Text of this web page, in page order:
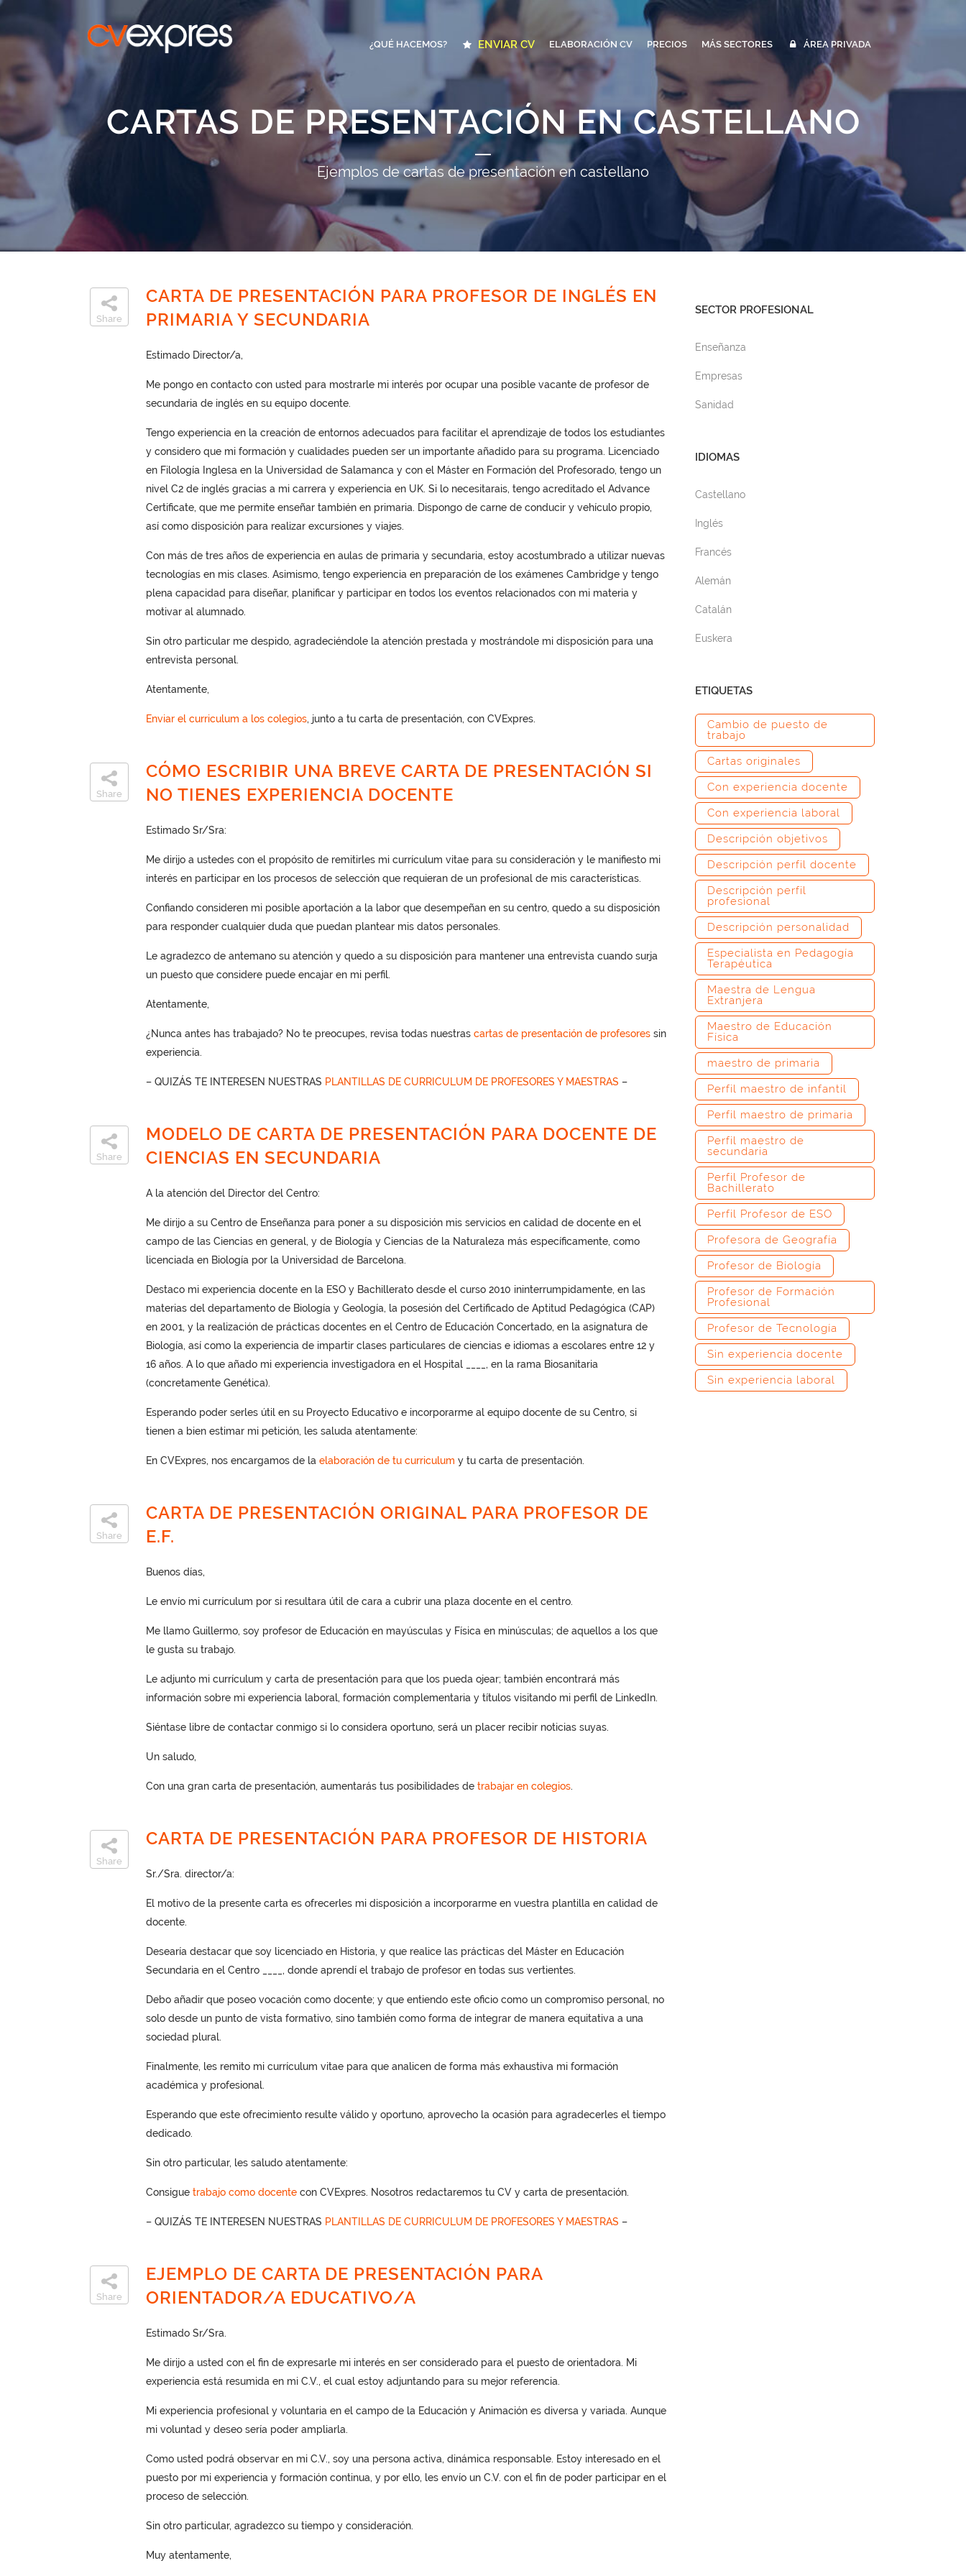
¿QUÉ HACEMOS? ENVIAR CV ELABORACIÓN CV PRECIOS MÁS SECTORES ÁREA PRIVADA
CARTAS DE PRESENTACIÓN EN CASTELLANO
Ejemplos de cartas de presentación en castellano
Share
CARTA DE PRESENTACIÓN PARA PROFESOR DE INGLÉS EN
PRIMARIA Y SECUNDARIA
Estimado Director/a,
Me pongo en contacto con usted para mostrarle mi interés por ocupar una posible vacante de profesor de
secundaria de inglés en su equipo docente.
Tengo experiencia en la creación de entornos adecuados para facilitar el aprendizaje de todos los estudiantes
y considero que mi formación y cualidades pueden ser un importante añadido para su programa. Licenciado
en Filología Inglesa en la Universidad de Salamanca y con el Máster en Formación del Profesorado, tengo un
nivel C2 de inglés gracias a mi carrera y experiencia en UK. Si lo necesitarais, tengo acreditado el Advance
Certificate, que me permite enseñar también en primaria. Dispongo de carne de conducir y vehículo propio,
así como disposición para realizar excursiones y viajes.
Con más de tres años de experiencia en aulas de primaria y secundaria, estoy acostumbrado a utilizar nuevas
tecnologías en mis clases. Asimismo, tengo experiencia en preparación de los exámenes Cambridge y tengo
plena capacidad para diseñar, planificar y participar en todos los eventos relacionados con mi materia y
motivar al alumnado.
Sin otro particular me despido, agradeciéndole la atención prestada y mostrándole mi disposición para una
entrevista personal.
Atentamente,
Enviar el curriculum a los colegios, junto a tu carta de presentación, con CVExpres.
Share
CÓMO ESCRIBIR UNA BREVE CARTA DE PRESENTACIÓN SI
NO TIENES EXPERIENCIA DOCENTE
Estimado Sr/Sra:
Me dirijo a ustedes con el propósito de remitirles mi currículum vitae para su consideración y le manifiesto mi
interés en participar en los procesos de selección que requieran de un profesional de mis características.
Confiando consideren mi posible aportación a la labor que desempeñan en su centro, quedo a su disposición
para responder cualquier duda que puedan plantear mis datos personales.
Le agradezco de antemano su atención y quedo a su disposición para mantener una entrevista cuando surja
un puesto que considere puede encajar en mi perfil.
Atentamente,
¿Nunca antes has trabajado? No te preocupes, revisa todas nuestras cartas de presentación de profesoressin
experiencia.
– QUIZÁS TE INTERESEN NUESTRAS PLANTILLAS DE CURRICULUM DE PROFESORES Y MAESTRAS –
Share
MODELO DE CARTA DE PRESENTACIÓN PARA DOCENTE DE
CIENCIAS EN SECUNDARIA
A la atención del Director del Centro:
Me dirijo a su Centro de Enseñanza para poner a su disposición mis servicios en calidad de docente en el
campo de las Ciencias en general, y de Biología y Ciencias de la Naturaleza más específicamente, como
licenciada en Biología por la Universidad de Barcelona.
Destaco mi experiencia docente en la ESO y Bachillerato desde el curso 2010 ininterrumpidamente, en las
materias del departamento de Biología y Geología, la posesión del Certificado de Aptitud Pedagógica (CAP)
en 2001, y la realización de prácticas docentes en el Centro de Educación Concertado, en la asignatura de
Biología, así como la experiencia de impartir clases particulares de ciencias e idiomas a escolares entre 12 y
16 años. A lo que añado mi experiencia investigadora en el Hospital ____, en la rama Biosanitaria
(concretamente Genética).
Esperando poder serles útil en su Proyecto Educativo e incorporarme al equipo docente de su Centro, si
tienen a bien estimar mi petición, les saluda atentamente:
En CVExpres, nos encargamos de la elaboración de tu curriculum y tu carta de presentación.
Share
CARTA DE PRESENTACIÓN ORIGINAL PARA PROFESOR DE
E.F.
Buenos días,
Le envío mi currículum por si resultara útil de cara a cubrir una plaza docente en el centro.
Me llamo Guillermo, soy profesor de Educación en mayúsculas y Física en minúsculas; de aquellos a los que
le gusta su trabajo.
Le adjunto mi currículum y carta de presentación para que los pueda ojear; también encontrará más
información sobre mi experiencia laboral, formación complementaria y títulos visitando mi perfil de LinkedIn.
Siéntase libre de contactar conmigo si lo considera oportuno, será un placer recibir noticias suyas.
Un saludo,
Con una gran carta de presentación, aumentarás tus posibilidades de trabajar en colegios.
Share
CARTA DE PRESENTACIÓN PARA PROFESOR DE HISTORIA
Sr./Sra. director/a:
El motivo de la presente carta es ofrecerles mi disposición a incorporarme en vuestra plantilla en calidad de
docente.
Desearía destacar que soy licenciado en Historia, y que realice las prácticas del Máster en Educación
Secundaria en el Centro ____, donde aprendí el trabajo de profesor en todas sus vertientes.
Debo añadir que poseo vocación como docente; y que entiendo este oficio como un compromiso personal, no
solo desde un punto de vista formativo, sino también como forma de integrar de manera equitativa a una
sociedad plural.
Finalmente, les remito mi currículum vitae para que analicen de forma más exhaustiva mi formación
académica y profesional.
Esperando que este ofrecimiento resulte válido y oportuno, aprovecho la ocasión para agradecerles el tiempo
dedicado.
Sin otro particular, les saludo atentamente:
Consigue trabajo como docentecon CVExpres. Nosotros redactaremos tu CV y carta de presentación.
– QUIZÁS TE INTERESEN NUESTRAS PLANTILLAS DE CURRICULUM DE PROFESORES Y MAESTRAS –
Share
EJEMPLO DE CARTA DE PRESENTACIÓN PARA
ORIENTADOR/A EDUCATIVO/A
Estimado Sr/Sra.
Me dirijo a usted con el fin de expresarle mi interés en ser considerado para el puesto de orientadora. Mi
experiencia está resumida en mi C.V., el cual estoy adjuntando para su mejor referencia.
Mi experiencia profesional y voluntaria en el campo de la Educación y Animación es diversa y variada. Aunque
mi voluntad y deseo sería poder ampliarla.
Como usted podrá observar en mi C.V., soy una persona activa, dinámica responsable. Estoy interesado en el
puesto por mi experiencia y formación continua, y por ello, les envío un C.V. con el fin de poder participar en el
proceso de selección.
Sin otro particular, agradezco su tiempo y consideración.
Muy atentamente,
SECTOR PROFESIONAL
Enseñanza
Empresas
Sanidad
IDIOMAS
Castellano
Inglés
Francés
Alemán
Catalán
Euskera
ETIQUETAS
Cambio de puesto de
trabajo
Cartas originales
Con experiencia docente
Con experiencia laboral
Descripción objetivos
Descripción perfil docente
Descripción perfil
profesional
Descripción personalidad
Especialista en Pedagogía
Terapéutica
Maestra de Lengua
Extranjera
Maestro de Educación
Física
maestro de primaria
Perfil maestro de infantil
Perfil maestro de primaria
Perfil maestro de
secundaria
Perfil Profesor de
Bachillerato
Perfil Profesor de ESO
Profesora de Geografía
Profesor de Biología
Profesor de Formación
Profesional
Profesor de Tecnología
Sin experiencia docente
Sin experiencia laboral